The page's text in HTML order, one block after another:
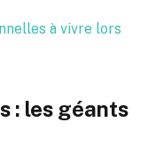
à vivre lors
: les géants